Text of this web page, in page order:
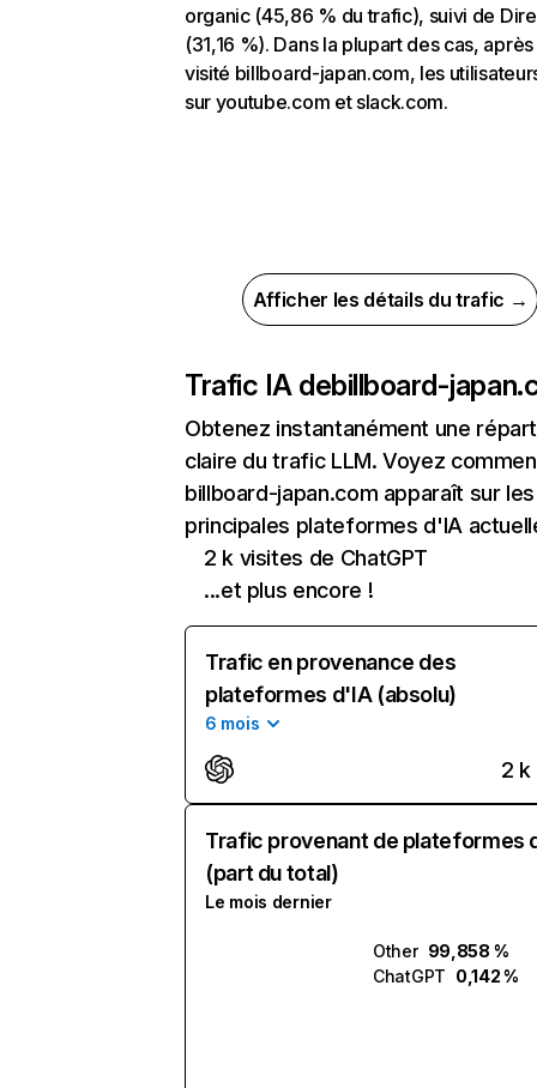
organic (45,86 % du trafic), suivi de
(31,16 %). Dans la plupart des cas,
visité billboard-japan.com, les
sur youtube.com et slack.com.
Afficher les détails du trafic →
Trafic IA debillboard-
Obtenez instantanément une
claire du trafic LLM. Voyez
billboard-japan.com apparaît sur les
principales plateformes d'IA
2 k visites de ChatGPT
...et plus encore !
Trafic en provenance des
plateformes d'IA (absolu)
6 mois
2 k
Trafic provenant de plateformes
(part du total)
Le mois dernier
Other 99,858 %
ChatGPT 0,142 %